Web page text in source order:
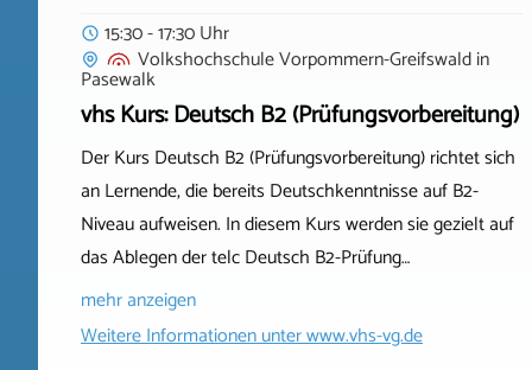
15:30 - 17:30 Uhr
Volkshochschule Vorpommern-Greifswaldin
Pasewalk
vhs Kurs: Deutsch B2 (Prüfungsvorbereitung)
Der Kurs Deutsch B2 (Prüfungsvorbereitung) richtet sich
an Lernende, die bereits Deutschkenntnisse auf B2-
Niveau aufweisen. In diesem Kurs werden sie gezielt auf
das Ablegen der telc Deutsch B2-Prüfung…
mehr anzeigen
Weitere Informationen unterwww.vhs-vg.de